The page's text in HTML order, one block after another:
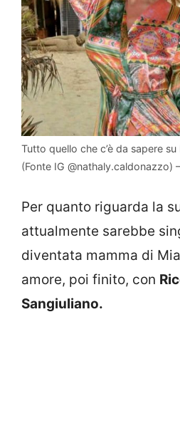
Tutto quello che c’è da sapere
(Fonte IG @nathaly.caldonazzo)
Per quanto riguarda la
attualmente sarebbe
diventata mamma di
amore, poi finito, con
Sangiuliano.